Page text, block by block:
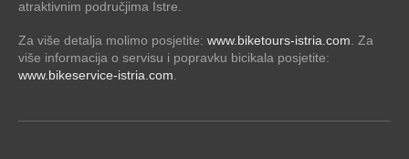
atraktivnim područjima Istre.
Za više detalja molimo posjetite: www.biketours-istria.com. Za
više informacija o servisu i popravku bicikala posjetite:
www.bikeservice-istria.com.